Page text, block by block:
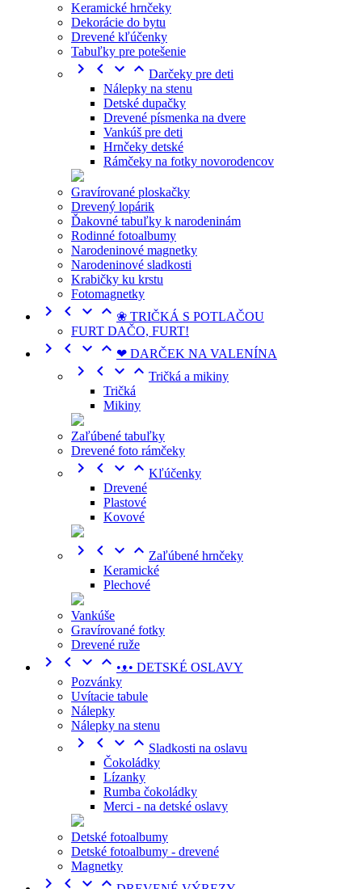
Keramické hrnčeky
Dekorácie do bytu
Drevené kľúčenky
Tabuľky pre potešenie
    Darčeky pre deti
Nálepky na stenu
Detské dupačky
Drevené písmenka na dvere
Vankúš pre deti
Hrnčeky detské
Rámčeky na fotky novorodencov
Gravírované ploskačky
Drevený lopárik
Ďakovné tabuľky k narodeninám
Rodinné fotoalbumy
Narodeninové magnetky
Narodeninové sladkosti
Krabičky ku krstu
Fotomagnetky
    ❀ TRIČKÁ S POTLAČOU
FURT DAČO, FURT!
    ❤ DARČEK NA VALENÍNA
    Tričká a mikiny
Tričká
Mikiny
Zaľúbené tabuľky
Drevené foto rámčeky
    Kľúčenky
Drevené
Plastové
Kovové
    Zaľúbené hrnčeky
Keramické
Plechové
Vankúše
Gravírované fotky
Drevené ruže
    •ᴥ• DETSKÉ OSLAVY
Pozvánky
Uvítacie tabule
Nálepky
Nálepky na stenu
    Sladkosti na oslavu
Čokoládky
Lízanky
Rumba čokoládky
Merci - na detské oslavy
Detské fotoalbumy
Detské fotoalbumy - drevené
Magnetky
   